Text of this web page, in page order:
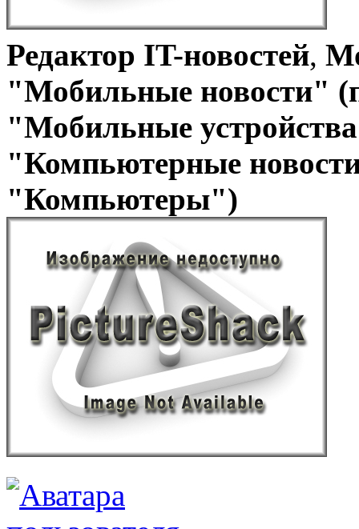
Редактор IT-новостей,
"Мобильные новости"
"Мобильные
"Компьютерные
"Компьютеры")